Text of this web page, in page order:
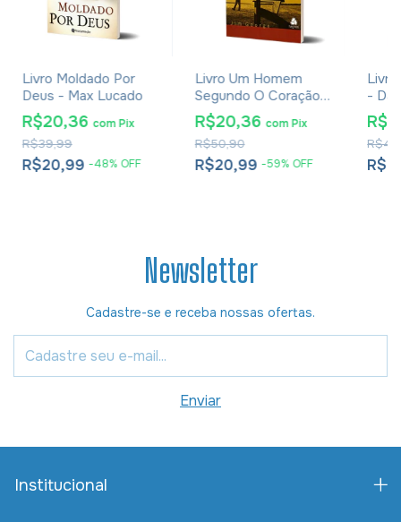
Livro Moldado Por
Deus - Max Lucado
R$20,99 -48% OFF
R$39,99
R$20,36 com Pix
Livro Um Homem
Segundo O Coração
De Deus - Jim George
R$20,99 -59% OFF
R$50,90
R$20,36 com Pix
-
Newsletter
Cadastre-se e receba nossas ofertas.
Institucional